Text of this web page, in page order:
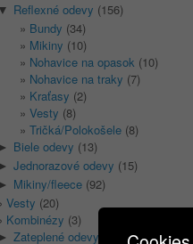
▼ Reflexné odevy (156)
Bundy (34)
Mikiny (10)
Nohavice na opasok (10)
Nohavice na traky (7)
Kraťasy (2)
Vesty (8)
Tričká/Polokošele (8)
► Biele odevy (13)
► Jednorazové odevy (15)
► Mikiny/fleece (92)
Vesty (20)
Kombinézy (3)
► Zateplené odevy (149)